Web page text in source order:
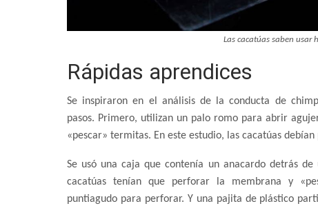
Las cacatúas saben usar
Rápidas aprendices
Se inspiraron en el análisis de la conducta de
pasos. Primero, utilizan un palo romo para abrir
«pescar» termitas. En este estudio, las cacatúas
Se usó una caja que contenía un anacardo detrás
cacatúas tenían que perforar la membrana y
puntiagudo para perforar. Y una pajita de plástico